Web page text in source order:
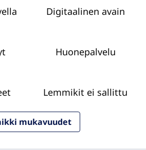
Digitaalinen avain
Huone­palvelu
Lemmikit ei sallittu
mukavuudet